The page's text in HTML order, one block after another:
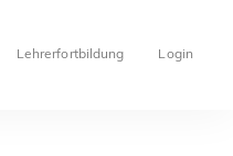
Lehrerfortbildung Login